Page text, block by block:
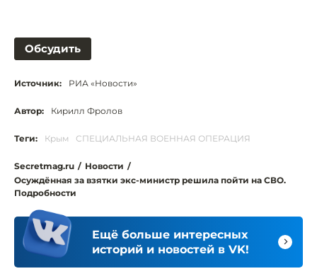
Обсудить
Источник: РИА «Новости»
Автор: Кирилл Фролов
Теги: Крым СПЕЦИАЛЬНАЯ ВОЕННАЯ ОПЕРАЦИЯ
Secretmag.ru / Новости /
Осуждённая за взятки экс-министр решила пойти на СВО.
Подробности
Ещё больше интересных
историй и новостей в VK!